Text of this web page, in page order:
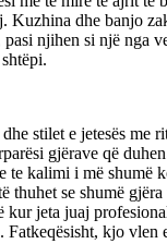
Kuzhina dhe banjo
njihen si një nga
stilet e jetesës me
gjërave që
te kalimi i më shumë
thuhet se shumë
kur jeta juaj
Fatkeqësisht, kjo vlen